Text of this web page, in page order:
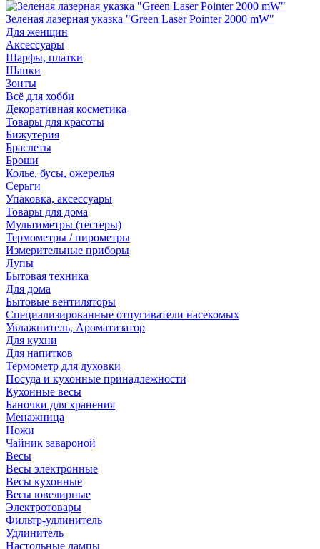
Зеленая лазерная указка "Green Laser Pointer 2000 mW"
Для женщин
Аксессуары
Шарфы, платки
Шапки
Зонты
Всё для хобби
Декоративная косметика
Товары для красоты
Бижутерия
Браслеты
Броши
Колье, бусы, ожерелья
Серьги
Упаковка, аксессуары
Товары для дома
Мультиметры (тестеры)
Термометры / пирометры
Измерительные приборы
Лупы
Бытовая техника
Для дома
Бытовые вентиляторы
Специализированные отпугиватели насекомых
Увлажнитель, Ароматизатор
Для кухни
Для напитков
Термометр для духовки
Посуда и кухонные принадлежности
Кухонные весы
Баночки для хранения
Менажница
Ножи
Чайник завароной
Весы
Весы электронные
Весы кухонные
Весы ювелирные
Электротовары
Фильтр-удлинитель
Удлинитель
Настольные лампы